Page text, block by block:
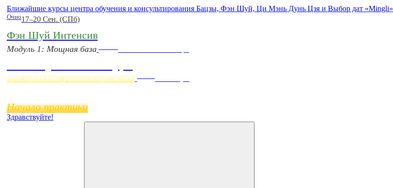
Ближайшие курсы центра обучения и консультирования Бацзы, Фэн Шуй, Ци Мэнь Дунь Цзя и Выбор дат «Mingli»
Очно17–20 Сен. (СПб)
Фэн Шуй Интенсив
Модуль 1: Мощная база
пространство, работающее на вас
Начало практики
Здравствуйте!